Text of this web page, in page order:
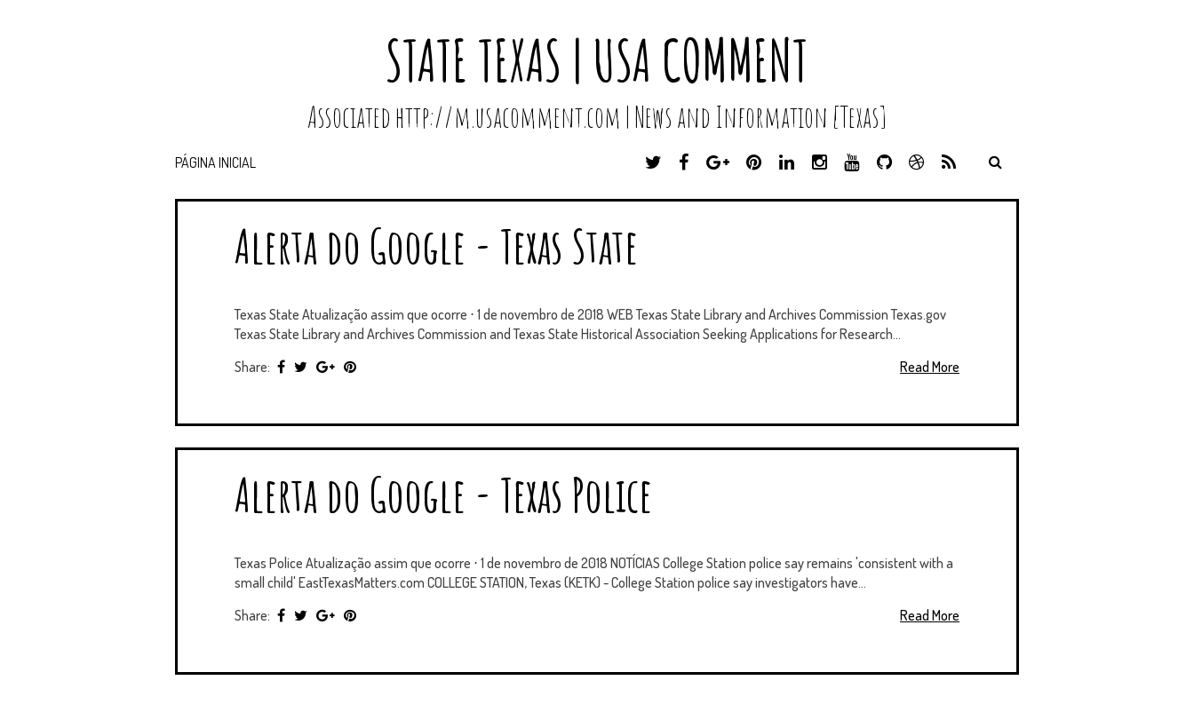
STATE TEXAS | USA COMMENT
Associated http://m.usacomment.com | News and Information [Texas]
PÁGINA INICIAL
T
I
F
C
G
O
S
P
N
L
N
S
Y
U
G
T
D
I
S
Alerta do Google - Texas State
Texas State Atualização assim que ocorre ⋅ 1 de novembro de 2018 WEB Texas State Library and Archives Commission Texas.gov
Texas State Library and Archives Commission and Texas State Historical Association Seeking Applications for Research...
Share:
Read More
Alerta do Google - Texas Police
Texas Police Atualização assim que ocorre ⋅ 1 de novembro de 2018 NOTÍCIAS College Station police say remains 'consistent with a
small child' EastTexasMatters.com COLLEGE STATION, Texas (KETK) - College Station police say investigators have...
Share:
Read More